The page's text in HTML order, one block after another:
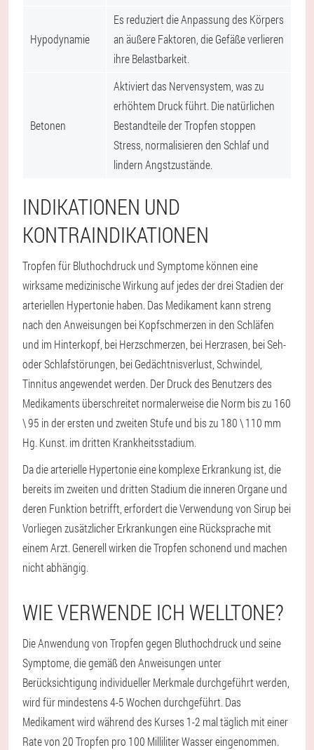
Hypodynamie
Es reduziert die Anpassung des Körpers
an äußere Faktoren, die Gefäße verlieren
ihre Belastbarkeit.
Betonen
Aktiviert das Nervensystem, was zu
erhöhtem Druck führt. Die natürlichen
Bestandteile der Tropfen stoppen
Stress, normalisieren den Schlaf und
lindern Angstzustände.
INDIKATIONEN UND
KONTRAINDIKATIONEN
Tropfen für Bluthochdruck und Symptome können eine
wirksame medizinische Wirkung auf jedes der drei Stadien der
arteriellen Hypertonie haben. Das Medikament kann streng
nach den Anweisungen bei Kopfschmerzen in den Schläfen
und im Hinterkopf, bei Herzschmerzen, bei Herzrasen, bei Seh-
oder Schlafstörungen, bei Gedächtnisverlust, Schwindel,
Tinnitus angewendet werden. Der Druck des Benutzers des
Medikaments überschreitet normalerweise die Norm bis zu 160
\ 95 in der ersten und zweiten Stufe und bis zu 180 \ 110 mm
Hg. Kunst. im dritten Krankheitsstadium.
Da die arterielle Hypertonie eine komplexe Erkrankung ist, die
bereits im zweiten und dritten Stadium die inneren Organe und
deren Funktion betrifft, erfordert die Verwendung von Sirup bei
Vorliegen zusätzlicher Erkrankungen eine Rücksprache mit
einem Arzt. Generell wirken die Tropfen schonend und machen
nicht abhängig.
WIE VERWENDE ICH WELLTONE?
Die Anwendung von Tropfen gegen Bluthochdruck und seine
Symptome, die gemäß den Anweisungen unter
Berücksichtigung individueller Merkmale durchgeführt werden,
wird für mindestens 4-5 Wochen durchgeführt. Das
Medikament wird während des Kurses 1-2 mal täglich mit einer
Rate von 20 Tropfen pro 100 Milliliter Wasser eingenommen.